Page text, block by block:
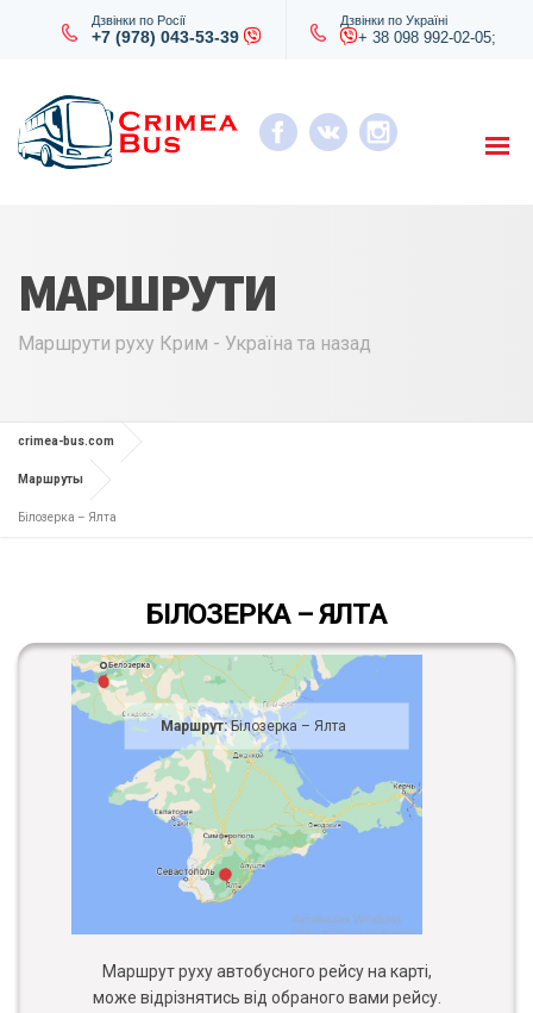
Дзвінки по Росії
+7 (978) 043-53-39
Дзвінки по Україні
+ 38 098 992-02-05;
МАРШРУТИ
Маршрути руху Крим - Україна та назад
crimea-bus.com
Маршруты
Білозерка – Ялта
БІЛОЗЕРКА – ЯЛТА
Маршрут:Білозерка – Ялта
Маршрут руху автобусного рейсу на карті,
може відрізнятись від обраного вами рейсу.